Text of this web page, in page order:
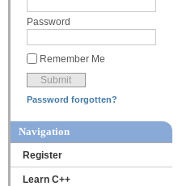
Password
Remember Me
Password forgotten?
Navigation
Register
Learn C++